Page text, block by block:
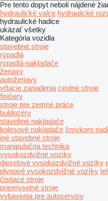
Pre tento dopyt neboli nájdené
hydraulické valce hydraulické
hydraulické hadice
ukázať všetky
Kategória vozidla
stavebné stroje
rýpadlá
rýpadlá-nakladače
žeriavy
autožeriavy
vŕtacie zariadenia cestné stroje
finišery
stroje pre zemné práce
buldozéry
stavebné nakladače
kolesové nakladače šmykom
iné stavebné stroje
manipulačna technika
vysokozdvižné vozíky
dieselové vysokozdvižné vozíky
plynové vysokozdvižné vozíky
čistiace stroje
priemyselné stroje
vybavenia pre autoservisy